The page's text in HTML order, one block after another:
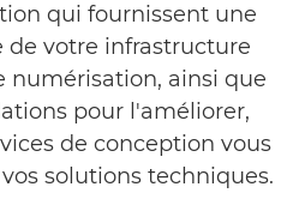
qui fournissent une
de votre infrastructure
numérisation, ainsi que
pour l'améliorer,
de conception vous
solutions techniques.